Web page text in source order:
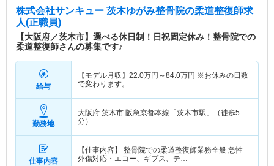
株式会社サンキュー 茨木ゆがみ整骨院の柔道整復師求
人(正職員)
【大阪府／茨木市】選べる休日制！日祝固定休み！整骨院での
柔道整復師さんの募集です♪
給与
【モデル月収】 22.0万円～84.0万円 ※お休みの日数
で変わります。
勤務地
大阪府 茨木市 阪急京都本線「茨木市駅」（徒歩5
分）
仕事内容
【仕事内容】 整骨院での柔道整復師業務全般 急性
外傷対応・エコー、ギプス、テ…